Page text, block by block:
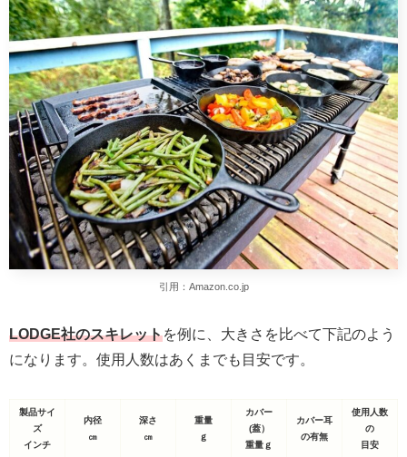
引用：Amazon.co.jp
LODGE社のスキレットを例に、大きさを比べて下記のよう
になります。使用人数はあくまでも目安です。
製品サイ
ズ
インチ
内径
㎝
深さ
㎝
重量
ｇ
カバー
(蓋）
重量ｇ
カバー耳
の有無
使用人数
の
目安